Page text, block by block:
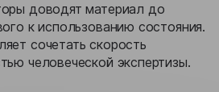
доводят материал до
к использованию состояния.
сочетать скорость
человеческой экспертизы.